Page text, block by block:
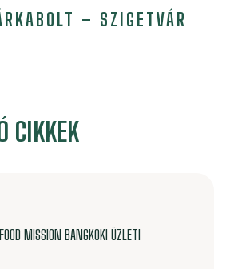
– SZIGETVÁR
CIKKEK
MISSION BANGKOKI ÜZLETI